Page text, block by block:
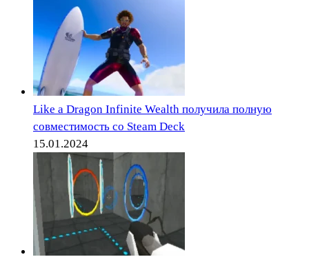
Like a Dragon Infinite Wealth получила полную
совместимость со Steam Deck
15.01.2024